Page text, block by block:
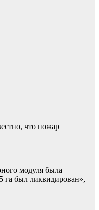
что пожар
модуля была
га был ликвидирован»,